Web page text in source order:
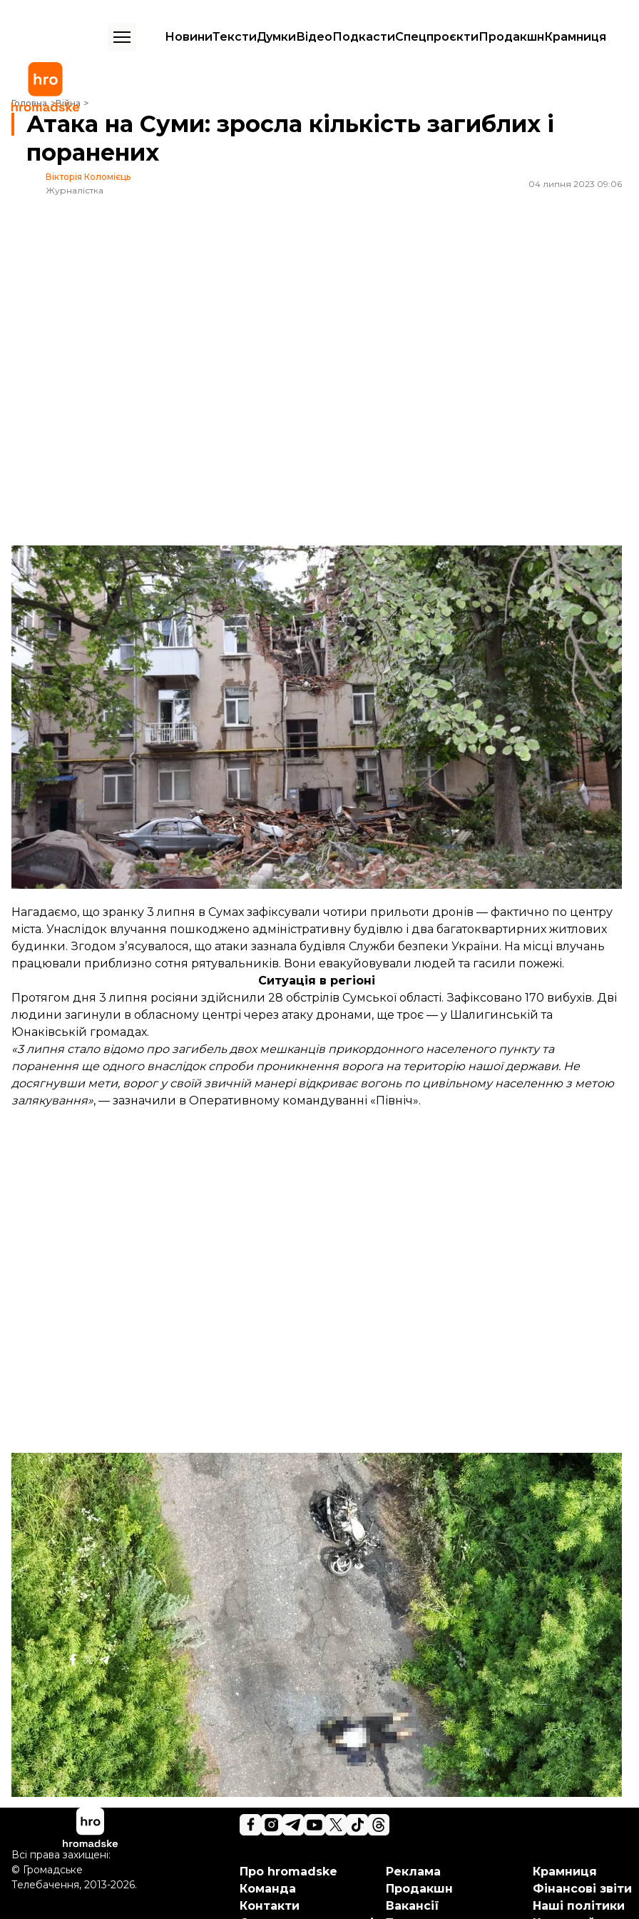
НовиниТекстиДумкиВідеоПодкастиСпецпроєктиПродакшнКрамниця
Головна Війна
Атака на Суми: зросла кількість загиблих і поранених
Атака на Суми: зросла кількість загиблих і
поранених
Вікторія Коломієць
Журналістка
04 липня 2023 09:06
Наслідки удару дронами по місту Суми
Telegram / Сумська обласна військова адміністрація
Кількість загиблих у Сумах внаслідок атаки безпілотниками 3 липня зросла до трьох людей, ще 21
громадянин був поранений. Четверо людей залишаються в лікарнях.
Про цеповідомивміський голова Олександр Лисенко.
Заданими обласної військової адміністрації, вчора о 22:00 рятувальники дістали з-під завалів тіло
жінки.
Сьогодні в місті скасували всі масові заходи та встановили 4 липня Днем жалоби в Сумах, додали в
ОВА.
Нагадаємо, що зранку 3 липня в Сумах зафіксували чотири прильоти дронів — фактично по центру
міста. Унаслідок влучання пошкоджено адміністративну будівлю і два багатоквартирних житлових
будинки. Згодом зʼясувалося, що атаки зазнала будівля Служби безпеки України. На місці влучань
працювали приблизно сотня рятувальників. Вони евакуйовували людей та гасили пожежі.
Ситуація в регіоні
Протягом дня 3 липня росіяни здійснили 28 обстрілів Сумської області. Зафіксовано 170 вибухів. Дві
людини загинули в обласному центрі через атаку дронами, ще троє — у Шалигинській та
Юнаківській громадах.
«3 липня стало відомо про загибель двох мешканців прикордонного населеного пункту та
поранення ще одного внаслідок спроби проникнення ворога на територію нашої держави. Не
досягнувши мети, ворог у своїй звичній манері відкриває вогонь по цивільному населенню з метою
залякування», — зазначили в Оперативному командуванні «Північ».
Наслідки обстрілів росіянами Сумської області 3 липня
Facebook / Оперативне командування «Північ».
Там учергове закликали мешканців прикордонних територій евакуюватися з небезпечних районів і
населених пунктів, які перебувають поруч з позиціями росіян, аби мінімізувати загрозу життю і
здоров’ю.
читайте також
рф укотре завдала удару «Шахедами» по Україні. Що відомо?
Більше про: дрони російсько-українська війна
Поділитися:
Про hromadske
Команда
Контакти
Реклама
Продакшн
Вакансії
Крамниця
Фінансові звіти
Наші політики
Всі права захищені:
© Громадське
Телебачення, 2013-2026.